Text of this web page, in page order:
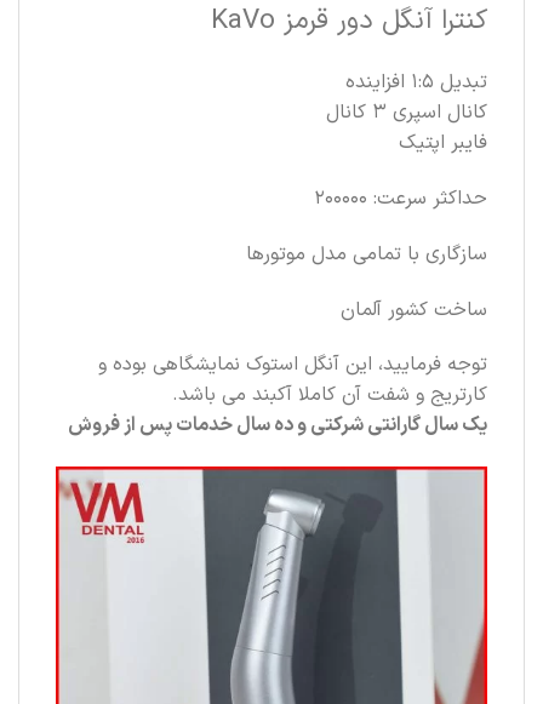
کنترا آنگل دور قرمز KaVo
تبدیل 1:5 افزاینده
کانال اسپری 3 کانال
فایبر اپتیک
حداکثر سرعت: 200000
سازگاری با تمامی مدل موتورها
ساخت کشور آلمان
توجه فرمایید، این آنگل استوک نمایشگاهی بوده و
کارتریج و شفت آن کاملا آکبند می باشد.
یک سال گارانتی شرکتی و ده سال خدمات پس از فروش